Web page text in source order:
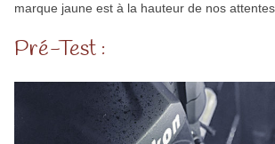
marque jaune est à la hauteur de nos
Pré-Test :